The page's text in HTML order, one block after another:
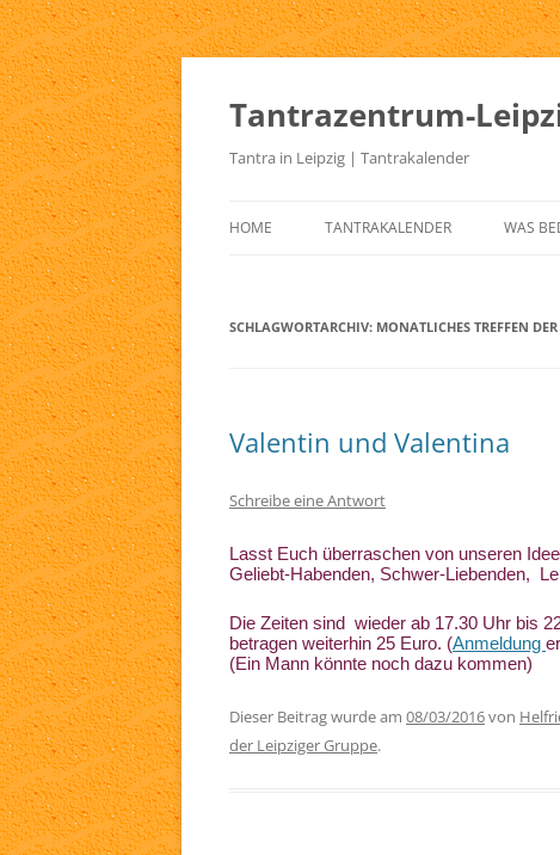
Zum
Tantrazentrum-
Tantra in Leipzig | Tantrakalender
HOME TANTRAKALENDER WAS
WHO
SCHLAGWORTARCHIV: MONATLICHES TREFFEN
Valentin und Valentina
Schreibe eine Antwort
Lasst Euch überraschen von unseren
Geliebt-Habenden, Schwer-Liebenden,
Die Zeiten sind  wieder ab 17.30 Uhr bis
betragen weiterhin 25 Euro. (Anmeldung
(Ein Mann könnte noch dazu kommen)
Dieser Beitrag wurde am 08/03/2016von
der Leipziger Gruppe.